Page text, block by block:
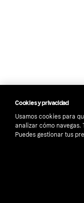
Cookies y privacidad
Usamos cookies para
analizar cómo
Puedes gestionar tus